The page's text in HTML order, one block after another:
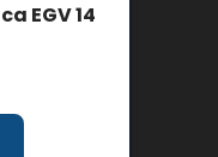
EGV 14